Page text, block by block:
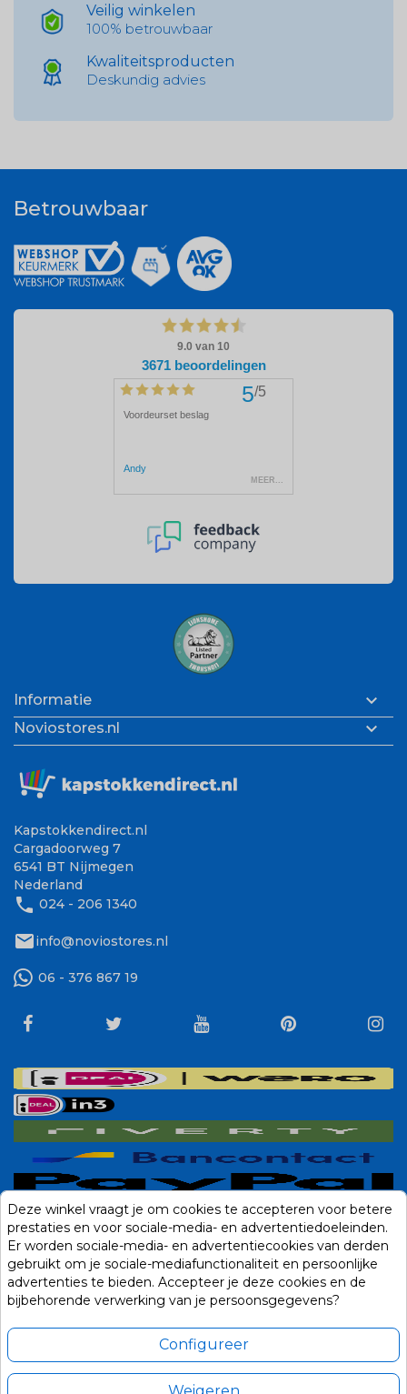
Veilig winkelen
100% betrouwbaar
Kwaliteitsproducten
Deskundig advies
Betrouwbaar
Informatie 
Noviostores.nl 
Kapstokkendirect.nl
Cargadoorweg 7
6541 BT Nijmegen
Nederland
phone 024 - 206 1340
mailinfo@noviostores.nl
06 - 376 867 19
Deze winkel vraagt je om cookies te accepteren voor betere
prestaties en voor sociale-media- en advertentiedoeleinden.
Er worden sociale-media- en advertentiecookies van derden
gebruikt om je sociale-mediafunctionaliteit en persoonlijke
advertenties te bieden. Accepteer je deze cookies en de
bijbehorende verwerking van je persoonsgegevens?
Configureer